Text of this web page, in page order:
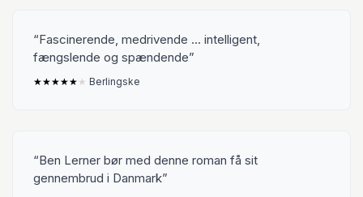
Fascinerende, medrivende ... intelligent,
fængslende og spændende
★★★★★ ★ Berlingske
Ben Lerner bør med denne roman få sit
gennembrud i Danmark